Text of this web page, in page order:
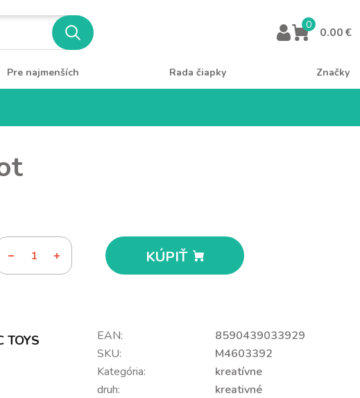
0
0.00 €
Pre najmenších Rada čiapky Značky
KÚPIŤ
TOYS EAN:
8590439033929
SKU:
M4603392
Kategória:
kreatívne
druh:
kreativné